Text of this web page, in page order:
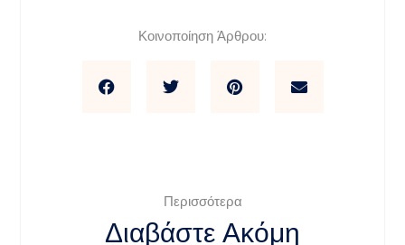
Κοινοποίηση Άρθρου:
Περισσότερα
Διαβάστε Ακόμη